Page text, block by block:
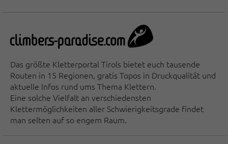
Das größte Kletterportal Tirols bietet euch tausende
Routen in 15 Regionen, gratis Topos in Druckqualität und
aktuelle Infos rund ums Thema Klettern.
Eine solche Vielfalt an verschiedensten
Klettermöglichkeiten aller Schwierigkeitsgrade findet
man selten auf so engem Raum.